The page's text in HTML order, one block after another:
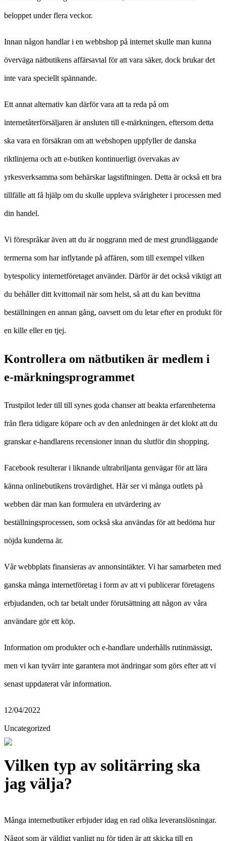
beloppet under flera veckor.
Innan någon handlar i en webbshop på internet skulle man kunna
överväga nätbutikens affärsavtal för att vara säker, dock brukar det
inte vara speciellt spännande.
Ett annat alternativ kan därför vara att ta reda på om
internetåterförsäljaren är ansluten till e-märkningen, eftersom detta
ska vara en försäkran om att webshopen uppfyller de danska
riktlinjerna och att e-butiken kontinuerligt övervakas av
yrkesverksamma som behärskar lagstiftningen. Detta är också ett bra
tillfälle att få hjälp om du skulle uppleva svårigheter i processen med
din handel.
Vi förespråkar även att du är noggrann med de mest grundläggande
termerna som har inflytande på affären, som till exempel vilken
bytespolicy internetföretaget använder. Därför är det också viktigt att
du behåller ditt kvittomail när som helst, så att du kan bevittna
beställningen en annan gång, oavsett om du letar efter en produkt för
en kille eller en tjej.
Kontrollera om nätbutiken är medlem i
e-märkningsprogrammet
Trustpilot leder till till synes goda chanser att beakta erfarenheterna
från flera tidigare köpare och av den anledningen är det klokt att du
granskar e-handlarens recensioner innan du slutför din shopping.
Facebook resulterar i liknande ultrabriljanta genvägar för att lära
känna onlinebutikens trovärdighet. Här ser vi många outlets på
webben där man kan formulera en utvärdering av
beställningsprocessen, som också ska användas för att bedöma hur
nöjda kunderna är.
Vår webbplats finansieras av annonsintäkter. Vi har samarbeten med
ganska många internetföretag i form av att vi publicerar företagens
erbjudanden, och tar betalt under förutsättning att någon av våra
användare gör ett köp.
Information om produkter och e-handlare underhålls rutinmässigt,
men vi kan tyvärr inte garantera mot ändringar som görs efter att vi
senast uppdaterat vår information.
12/04/2022
Uncategorized
Vilken typ av solitärring ska
jag välja?
Många internetbutiker erbjuder idag en rad olika leveranslösningar.
Något som är väldigt vanligt nu för tiden är att skicka till en